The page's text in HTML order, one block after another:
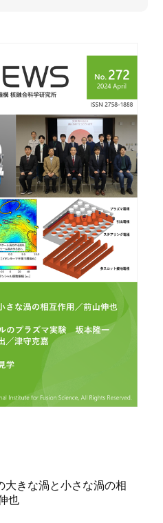
大きな渦と小さな渦の相
也